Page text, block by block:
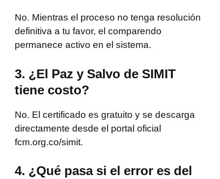
No. Mientras el proceso no tenga resolución
definitiva a tu favor, el comparendo
permanece activo en el sistema.
3. ¿El Paz y Salvo de SIMIT
tiene costo?
No. El certificado es gratuito y se descarga
directamente desde el portal oficial
fcm.org.co/simit.
4. ¿Qué pasa si el error es del